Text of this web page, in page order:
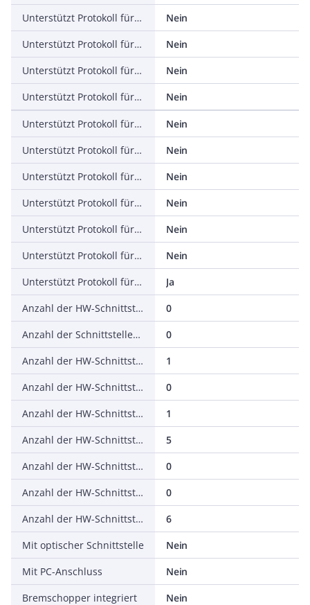
Unterstützt Protokoll für PROFINET IO
Nein
Unterstützt Protokoll für PROFINET CBA
Nein
Unterstützt Protokoll für SERCOS
Nein
Unterstützt Protokoll für Foundation Fieldbus
Nein
Unterstützt Protokoll für EtherNet/IP
Nein
Unterstützt Protokoll für AS-Interface Safety at Work
Nein
Unterstützt Protokoll für DeviceNet Safety
Nein
Unterstützt Protokoll für INTERBUS-Safety
Nein
Unterstützt Protokoll für PROFIsafe
Nein
Unterstützt Protokoll für SafetyBUS p
Nein
Unterstützt Protokoll für sonstige Bussysteme
Ja
Anzahl der HW-Schnittstellen Industrial Ethernet
0
Anzahl der Schnittstellen PROFINET
0
Anzahl der HW-Schnittstellen seriell RS-232
1
Anzahl der HW-Schnittstellen seriell RS-422
0
Anzahl der HW-Schnittstellen seriell RS-485
1
Anzahl der HW-Schnittstellen seriell TTY
5
Anzahl der HW-Schnittstellen USB
0
Anzahl der HW-Schnittstellen parallel
0
Anzahl der HW-Schnittstellen sonstige
6
Mit optischer Schnittstelle
Nein
Mit PC-Anschluss
Nein
Bremschopper integriert
Nein